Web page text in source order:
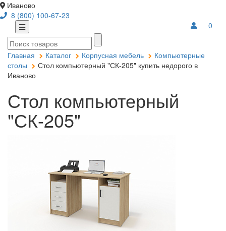
Иваново
8 (800) 100-67-23
0
Главная Каталог Корпусная мебель
Компьютерные
столы
Стол компьютерный "СК-205" купить недорого в
Иваново
Стол компьютерный
"СК-205"